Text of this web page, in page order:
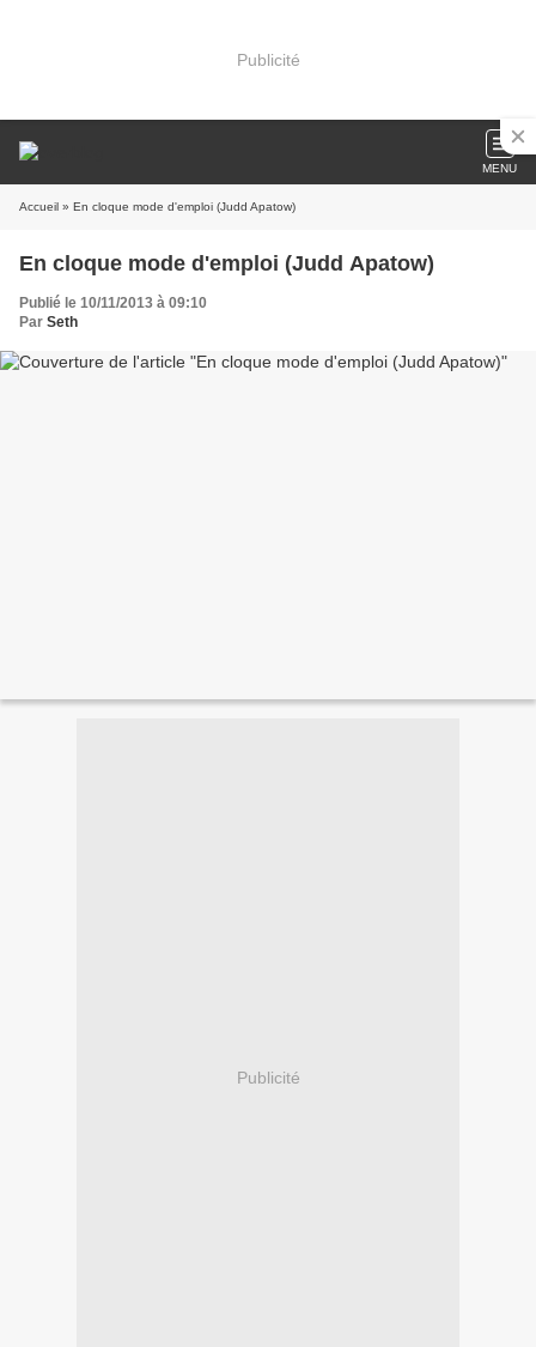
Publicité
MENU
Accueil » En cloque mode d'emploi (Judd Apatow)
En cloque mode d'emploi (Judd Apatow)
Publié le 10/11/2013 à 09:10
Par Seth
Publicité